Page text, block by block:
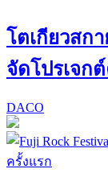
โตเกียวสก
จัดโปรเจก
DACO